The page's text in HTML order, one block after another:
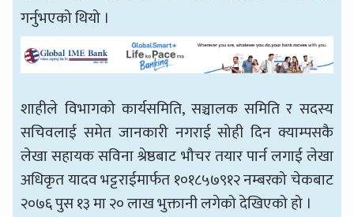
गर्नुभएको थियो ।
शाहीले विभागको कार्यसमिति, सञ्चालक समिति र सदस्य
सचिवलाई समेत जानकारी नगराई सोही दिन क्याम्पसकै
लेखा सहायक सविना श्रेष्ठबाट भौचर तयार पार्न लगाई लेखा
अधिकृत यादव भट्टराईमार्फत १०१८५७९१२ नम्बरको चेकबाट
२०७६ पुस १३ मा २० लाख भुक्तानी लगेको देखिएको हो ।